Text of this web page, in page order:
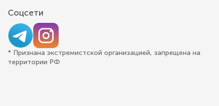
Соцсети
* Признана экстремистской организацией, запрещена на
территории РФ